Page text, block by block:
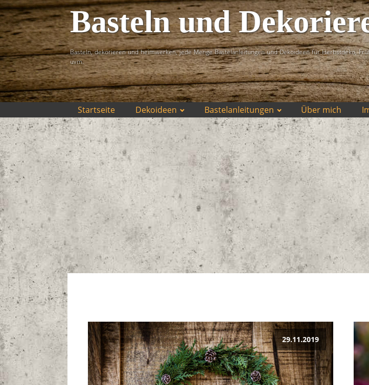
Basteln und
Basteln, dekorieren und heimwerken, jede Menge Bastelanleitungen und Dekoideen für Herbstdeko,
uvm.
Startseite Dekoideen Bastelanleitungen Über mich
29.11.2019